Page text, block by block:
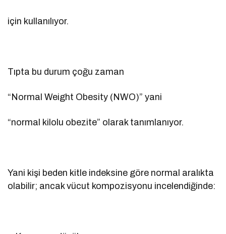
için kullanılıyor.
Tıpta bu durum çoğu zaman
“Normal Weight Obesity (NWO)” yani
“normal kilolu obezite” olarak tanımlanıyor.
Yani kişi beden kitle indeksine göre normal aralıkta
olabilir; ancak vücut kompozisyonu incelendiğinde: